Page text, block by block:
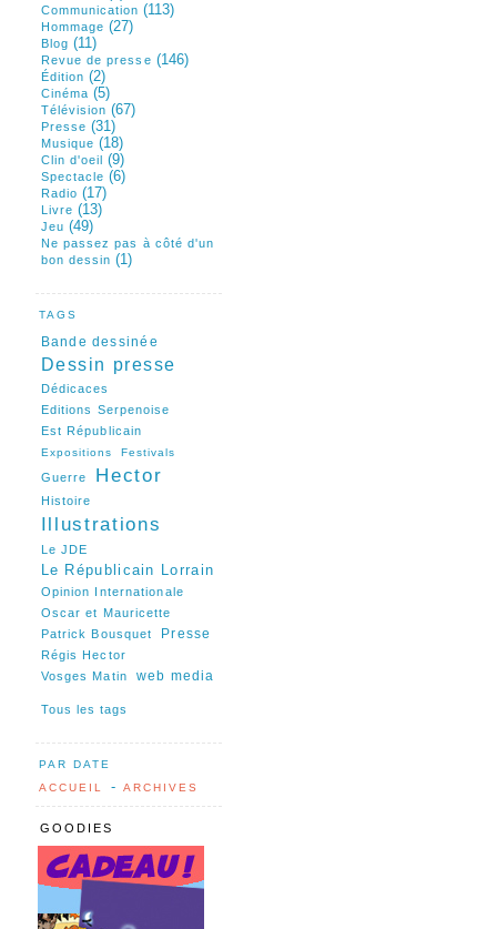
Communication (113)
Hommage (27)
Blog (11)
Revue de presse (146)
Édition (2)
Cinéma (5)
Télévision (67)
Presse (31)
Musique (18)
Clin d'oeil (9)
Spectacle (6)
Radio (17)
Livre (13)
Jeu (49)
Ne passez pas à côté d'un
bon dessin (1)
TAGS
Bande dessinée
Dessin presse
Dédicaces
Editions Serpenoise
Est Républicain
Expositions Festivals
Guerre Hector
Histoire
Illustrations
Le JDE
Le Républicain Lorrain
Opinion Internationale
Oscar et Mauricette
Patrick Bousquet
Presse
Régis Hector
Vosges Matin
web media
Tous les tags
PAR DATE
ACCUEIL
- ARCHIVES
GOODIES